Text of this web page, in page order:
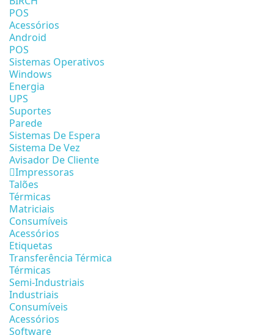
POS
Acessórios
Android
POS
Sistemas Operativos
Windows
Energia
UPS
Suportes
Parede
Sistemas De Espera
Sistema De Vez
Avisador De Cliente
Impressoras
Talões
Térmicas
Matriciais
Consumíveis
Acessórios
Etiquetas
Transferência Térmica
Térmicas
Semi-Industriais
Industriais
Consumíveis
Acessórios
Software